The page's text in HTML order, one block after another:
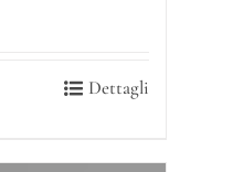
Dettagli